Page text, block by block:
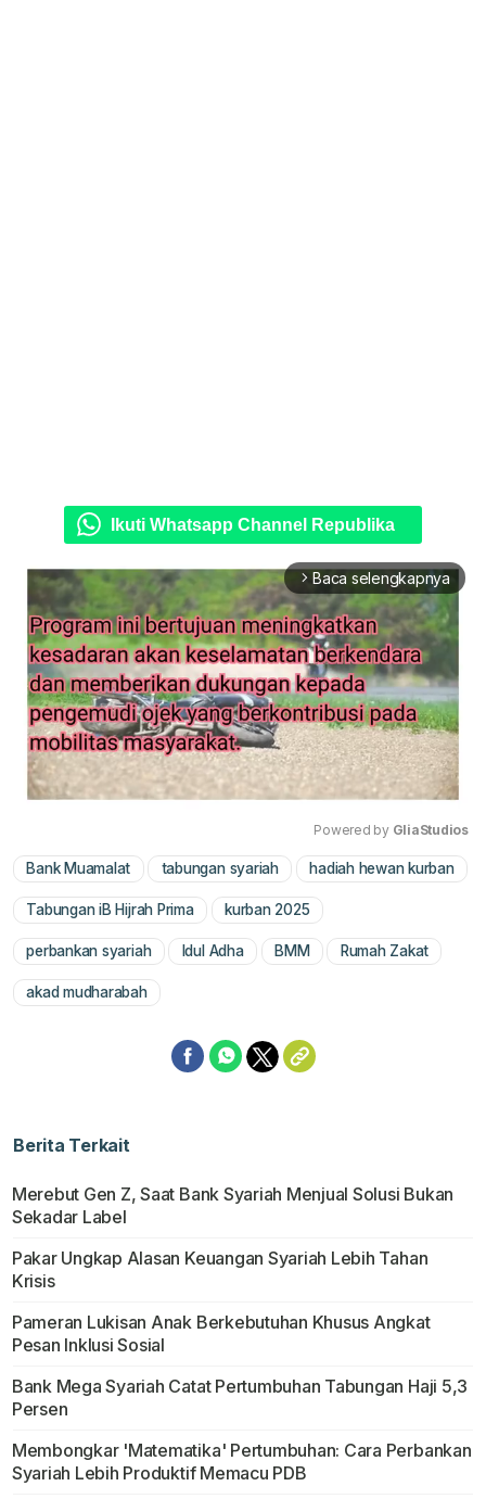
Ikuti Whatsapp Channel Republika
arrow_forward_ios Baca selengkapnya
Mute
Powered by GliaStudios
Bank Muamalat tabungan syariah hadiah hewan kurban
Tabungan iB Hijrah Prima kurban 2025
perbankan syariah Idul Adha BMM Rumah Zakat
akad mudharabah
Berita Terkait
Merebut Gen Z, Saat Bank Syariah Menjual Solusi Bukan
Sekadar Label
Pakar Ungkap Alasan Keuangan Syariah Lebih Tahan
Krisis
Pameran Lukisan Anak Berkebutuhan Khusus Angkat
Pesan Inklusi Sosial
Bank Mega Syariah Catat Pertumbuhan Tabungan Haji 5,3
Persen
Membongkar 'Matematika' Pertumbuhan: Cara Perbankan
Syariah Lebih Produktif Memacu PDB